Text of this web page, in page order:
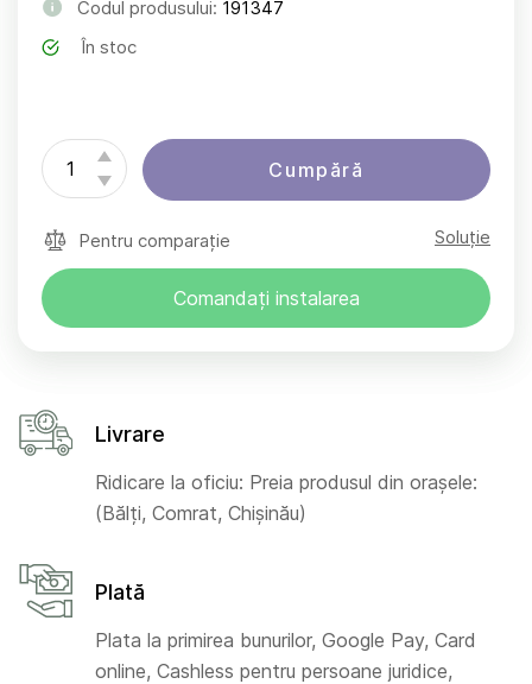
Codul produsului: 191347
În stoc
Cumpără
Pentru comparație Soluție
Comandați instalarea
Livrare
Ridicare la oficiu: Preia produsul din orașele:
(Bălți, Comrat, Chișinău)
Plată
Plata la primirea bunurilor, Google Pay, Card
online, Cashless pentru persoane juridice,